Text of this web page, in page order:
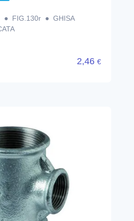
● FIG.130r ● GHISA
2,46 €